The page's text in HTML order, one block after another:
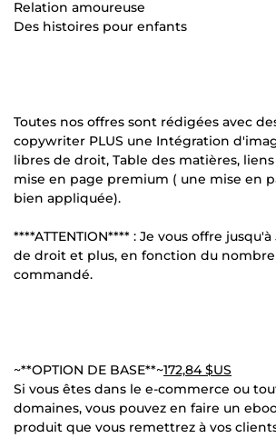
Relation amoureuse
Des histoires pour enfants
Toutes nos offres sont rédigées avec
copywriter PLUS une Intégration
libres de droit, Table des matières,
mise en page premium ( une mise en
bien appliquée).
****ATTENTION**** : Je vous offre
de droit et plus, en fonction du
commandé.
~**OPTION DE BASE**~172,84 $US
Si vous êtes dans le e-commerce ou
domaines, vous pouvez en faire un
produit que vous remettrez à vos